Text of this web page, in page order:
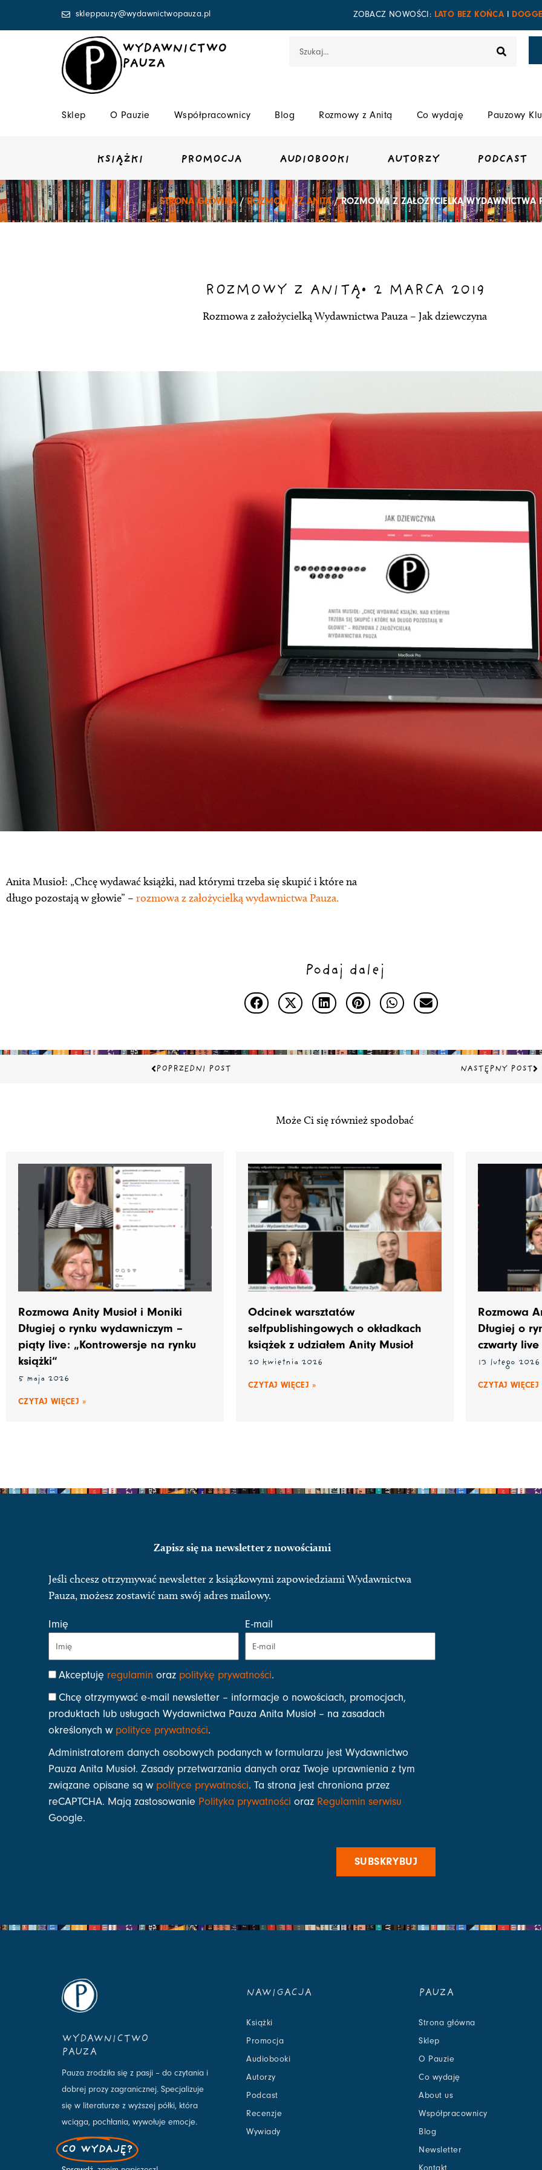
skleppauzy@wydawnictwopauza.pl ZOBACZ NOWOŚCI: LATO BEZ KOŃCA
WYDAWNICTWO
PAUZA
Sklep O Pauzie Współpracownicy Blog Rozmowy z Anitą Co wydaję Pauzowy
KSIĄŻKI PROMOCJA AUDIOBOOKI AUTORZY PODCAST
STRONA GŁÓWNA/ROZMOWY Z ANITĄ/ ROZMOWA Z ZAŁOŻYCIELKĄ WYDAWNICTWA
ROZMOWY Z ANITĄ• 2 MARCA 2019
Rozmowa z założycielką Wydawnictwa Pauza – Jak dziewczyna
Anita Musioł: „Chcę wydawać książki, nad którymi trzeba się skupić i które na
długo pozostają w głowie” – rozmowa z założycielką wydawnictwa Pauza.
Podaj dalej
Prev
POPRZEDNI POST NASTĘPNY POST
Może Ci się również spodobać
Rozmowa Anity Musioł i Moniki
Długiej o rynku wydawniczym –
piąty live: „Kontrowersje na rynku
książki“
5 maja 2026
CZYTAJ WIĘCEJ »
Odcinek warsztatów
selfpublishingowych o okładkach
książek z udziałem Anity Musioł
20 kwietnia 2026
CZYTAJ WIĘCEJ »
Rozmowa
Długiej o
czwarty live
13 lutego 2026
CZYTAJ WIĘCEJ
Zapisz się na newsletter z nowościami
Jeśli chcesz otrzymywać newsletter z książkowymi zapowiedziami Wydawnictwa
Pauza, możesz zostawić nam swój adres mailowy.
Imię E-mail
Akceptuję regulamin oraz politykę prywatności.
Chcę otrzymywać e-mail newsletter – informacje o nowościach, promocjach,
produktach lub usługach Wydawnictwa Pauza Anita Musioł – na zasadach
określonych w polityce prywatności.
Administratorem danych osobowych podanych w formularzu jest Wydawnictwo
Pauza Anita Musioł. Zasady przetwarzania danych oraz Twoje uprawnienia z tym
związane opisane są w polityce prywatności. Ta strona jest chroniona przez
reCAPTCHA. Mają zastosowanie Polityka prywatności oraz Regulamin serwisu
Google.
SUBSKRYBUJ
WYDAWNICTWO
PAUZA
Pauza zrodziła się z pasji – do czytania i
dobrej prozy zagranicznej. Specjalizuje
się w literaturze z wyższej półki, która
wciąga, pochłania, wywołuje emocje.
CO WYDAJĘ?
NAWIGACJA
Książki
Promocja
Audiobooki
Autorzy
Podcast
Recenzje
Wywiady
PAUZA
Strona główna
Sklep
O Pauzie
Co wydaję
About us
Współpracownicy
Blog
Newsletter